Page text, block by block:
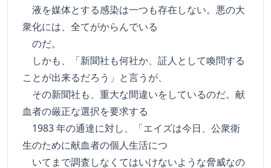
液を媒体とする感染は一つも存在しない。悪の大
衆化には、全てがからんでいる
のだ。
しかも、「新聞社も何社か、証人として喚問する
ことが出来るだろう」と言うが、
その新聞社も、重大な間違いをしているのだ。献
血者の厳正な選択を要求する
1983 年の通達に対し、「エイズは今日、公衆衛
生のために献血者の個人生活につ
いてまで調査しなくてはいけないような脅威なの